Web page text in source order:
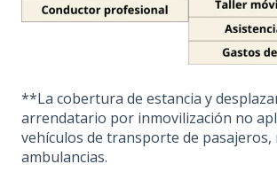
**La cobertura de estancia y
arrendatario por inmovilización no
vehículos de transporte de pasajeros,
ambulancias.